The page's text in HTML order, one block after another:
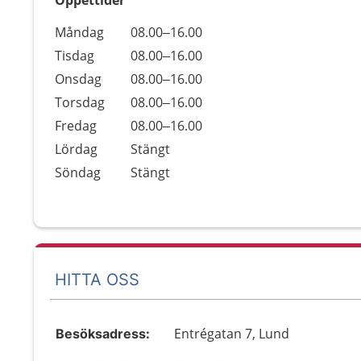
Dag
Öppettider
Kommentarer
Måndag
08.00–16.00
Tisdag
08.00–16.00
Onsdag
08.00–16.00
Torsdag
08.00–16.00
Fredag
08.00–16.00
Lördag
Stängt
Söndag
Stängt
HITTA OSS
Besöksadress: Entrégatan 7, Lund